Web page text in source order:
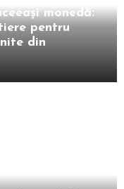
monedă:
pentru
din